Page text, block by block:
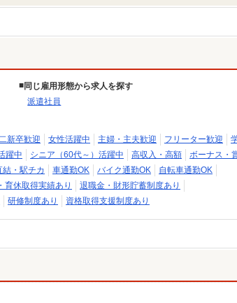
同じ雇用形態から求人を探す
派遣社員
新卒歓迎 女性活躍中 主婦・主夫歓迎 フリーター歓迎
躍中 シニア（60代～）活躍中 高収入・高額
ボーナス・
結・駅チカ 車通勤OK バイク通勤OK
自転車通勤OK
育休取得実績あり
退職金・財形貯蓄制度あり
研修制度あり 資格取得支援制度あり